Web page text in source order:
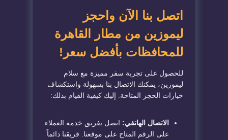
اتصل بنا الآن واحجز
ليموزين من مطار القاهرة
للمحافظات بأفضل سعر!
للحصول على تجربة سفر مميزة مع سلام
ليموزين، يمكنك الاتصال بنا بسهولة واستكشاف
خيارات الحجز المتاحة. إليك كيفية القيام بذلك:
الاتصال الهاتفي: اتصل بفريق خدمة العملاء
على الرقم المتاح على موقعنا. فريقنا دائماً